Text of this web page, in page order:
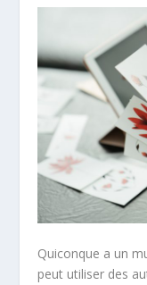
Quiconque a un
peut utiliser des